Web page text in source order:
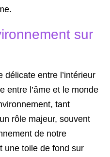
sur
délicate entre l’intérieur
entre l’âme et le monde
tant
rôle majeur, souvent
de notre
une toile de fond sur